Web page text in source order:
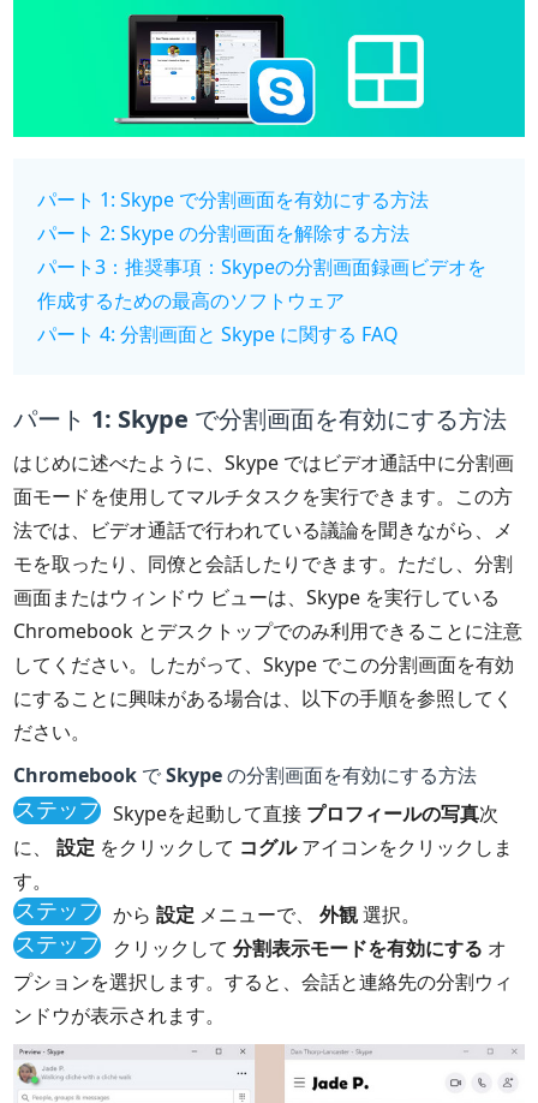
パート 1: Skype で分割画面を有効にする方法
パート 2: Skype の分割画面を解除する方法
パート3：推奨事項：Skypeの分割画面録画ビデオを
作成するための最高のソフトウェア
パート 4: 分割画面と Skype に関する FAQ
パート 1: Skype で分割画面を有効にする方法
はじめに述べたように、Skype ではビデオ通話中に分割画
面モードを使用してマルチタスクを実行できます。この方
法では、ビデオ通話で行われている議論を聞きながら、メ
モを取ったり、同僚と会話したりできます。ただし、分割
画面またはウィンドウ ビューは、Skype を実行している
Chromebook とデスクトップでのみ利用できることに注意
してください。したがって、Skype でこの分割画面を有効
にすることに興味がある場合は、以下の手順を参照してく
ださい。
Chromebook で Skype の分割画面を有効にする方法
ステップ
1
Skypeを起動して直接 プロフィールの写真次
に、設定 をクリックして コグルアイコンをクリックしま
す。
ステップ
2
から設定 メニューで、外観選択。
ステップ
3
クリックして分割表示モードを有効にする オ
プションを選択します。すると、会話と連絡先の分割ウィ
ンドウが表示されます。